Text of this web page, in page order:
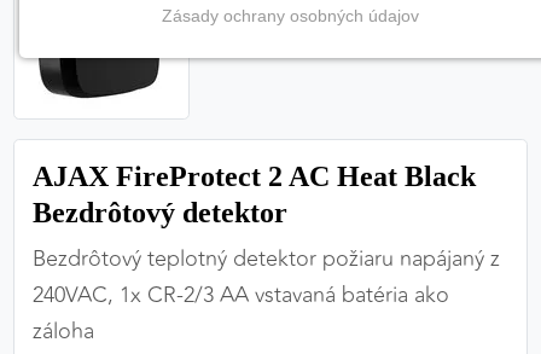
AJAX FireProtect 2 AC Heat Black
Bezdrôtový detektor
Bezdrôtový teplotný detektor požiaru napájaný z
240VAC, 1x CR-2/3 AA vstavaná batéria ako
záloha
(vždy aktívne, nemožno vypnúť)
Tieto cookies sú potrebné na správne fungovanie
zabezpečiť jej plnú funkčnosť.
PREFERENČNÉ COOKIES
Zásady ochrany osobných údajov